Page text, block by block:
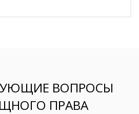
ВОПРОСЫ
ПРАВА